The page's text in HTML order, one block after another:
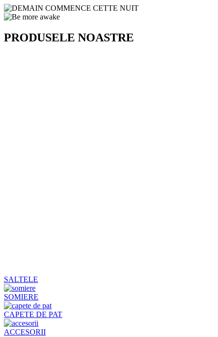
PRODUSELE NOASTRE
SALTELE
SOMIERE
CAPETE DE PAT
ACCESORII